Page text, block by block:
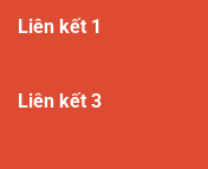
Liên kết 1
Liên kết 3